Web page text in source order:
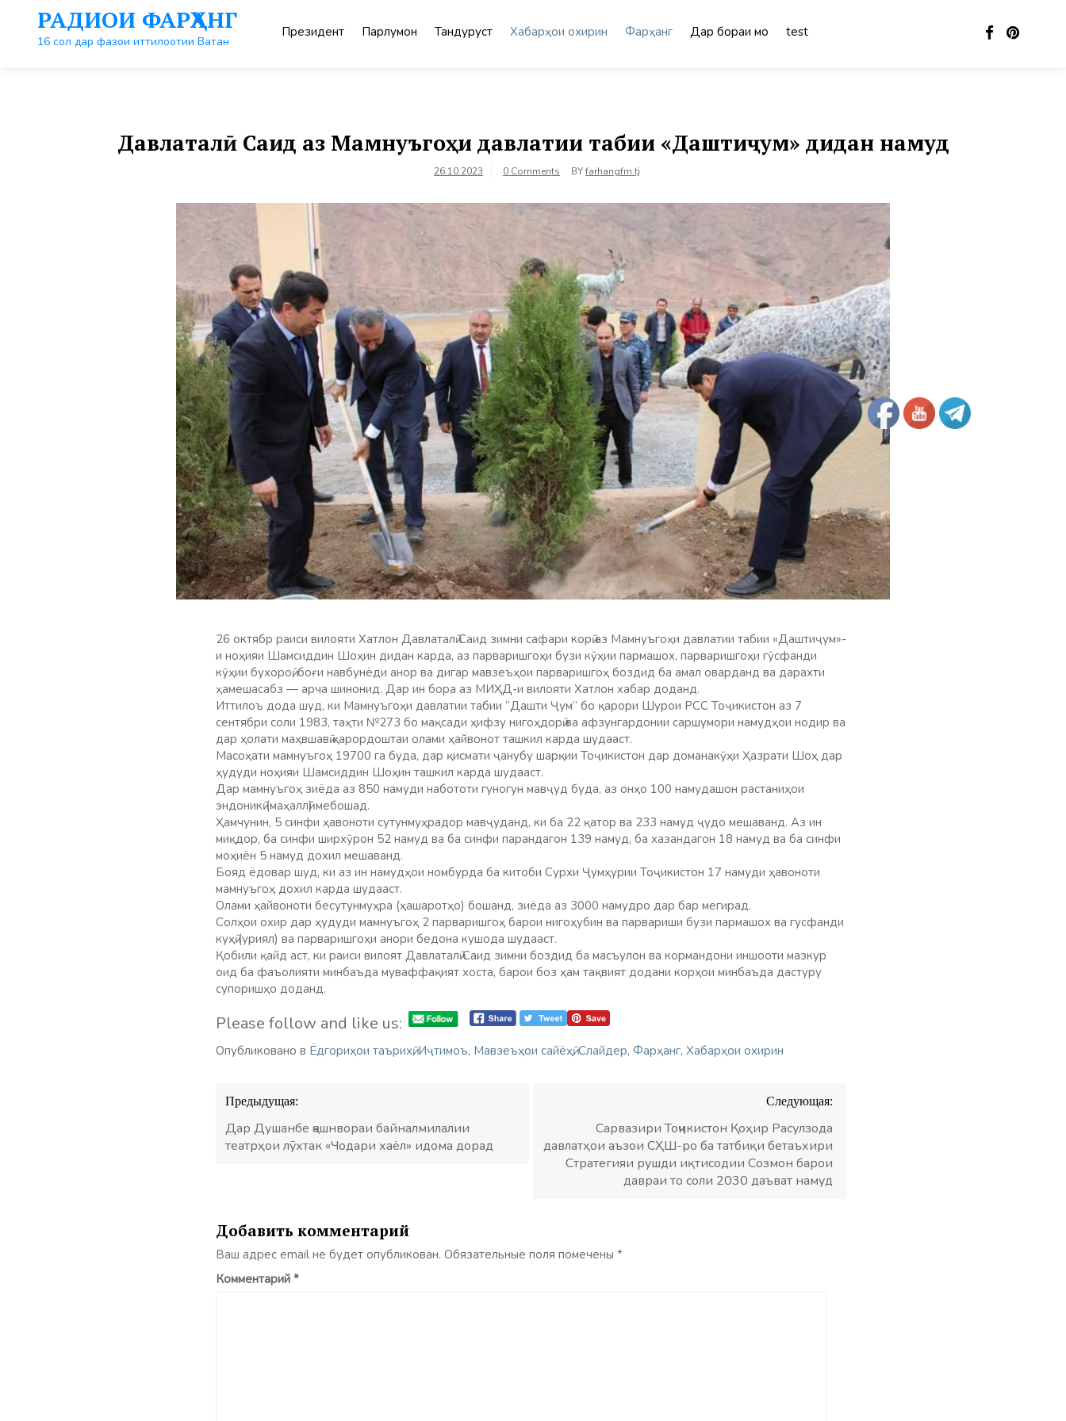
контенту
РАДИОИ ФАРҲАНГ
16 сол дар фазои иттилоотии Ватан
Президент Парлумон Тандурустӣ Хабарҳои охирин Фарҳанг Дар бораи мо test
Давлаталӣ Саид аз Мамнуъгоҳи давлатии табии «Даштиҷум» дидан намуд
26.10.2023 0 Comments BYfarhangfm.tj
26 октябр раиси вилояти Хатлон Давлаталӣ Саид зимни сафари корӣ аз Мамнуъгоҳи давлатии табии «Даштиҷум»-
и ноҳияи Шамсиддин Шоҳин дидан карда, аз парваришгоҳи бузи кӯҳии пармашох, парваришгоҳи гӯсфанди
кӯҳии бухороӣ, боғи навбунёди анор ва дигар мавзеъҳои парваришгоҳ боздид ба амал оварданд ва дарахти
ҳамешасабз — арча шинонид. Дар ин бора аз МИҲД-и вилояти Хатлон хабар доданд.
Иттилоъ дода шуд, ки Мамнуъгоҳи давлатии табии “Дашти Ҷум” бо қарори Шурои РСС Тоҷикистон аз 7
сентябри соли 1983, таҳти №273 бо мақсади ҳифзу нигоҳдорӣ ва афзунгардонии саршумори намудҳои нодир ва
дар ҳолати маҳвшавӣ қарордоштаи олами ҳайвонот ташкил карда шудааст.
Масоҳати мамнуъгоҳ 19700 га буда, дар қисмати ҷанубу шарқии Тоҷикистон дар доманакӯҳи Ҳазрати Шоҳ дар
ҳудуди ноҳияи Шамсиддин Шоҳин ташкил карда шудааст.
Дар мамнуъгоҳ зиёда аз 850 намуди набототи гуногун мавҷуд буда, аз онҳо 100 намудашон растаниҳои
эндоникӣ (маҳаллӣ) мебошад.
Ҳамчунин, 5 синфи ҳавоноти сутунмуҳрадор мавҷуданд, ки ба 22 қатор ва 233 намуд ҷудо мешаванд. Аз ин
миқдор, ба синфи ширхӯрон 52 намуд ва ба синфи парандагон 139 намуд, ба хазандагон 18 намуд ва ба синфи
моҳиён 5 намуд дохил мешаванд.
Бояд ёдовар шуд, ки аз ин намудҳои номбурда ба китоби Сурхи Ҷумҳурии Тоҷикистон 17 намуди ҳавоноти
мамнуъгоҳ дохил карда шудааст.
Олами ҳайвоноти бесутунмуҳра (ҳашаротҳо) бошанд, зиёда аз 3000 намудро дар бар мегирад.
Солҳои охир дар ҳудуди мамнуъгоҳ 2 парваришгоҳ барои нигоҳубин ва парвариши бузи пармашох ва гусфанди
куҳӣ (уриял) ва парваришгоҳи анори бедона кушода шудааст.
Қобили қайд аст, ки раиси вилоят Давлаталӣ Саид зимни боздид ба масъулон ва кормандони иншооти мазкур
оид ба фаъолияти минбаъда муваффақият хоста, барои боз ҳам тақвият додани корҳои минбаъда дастуру
супоришҳо доданд.
Please follow and like us:
Опубликовано в Ёдгориҳои таърихӣ,Иҷтимоъ, Мавзеъҳои сайёҳӣ,Слайдер, Фарҳанг, Хабарҳои охирин
Навигация
по
записям
Предыдущая:
Дар Душанбе ҷашнвораи байналмилалии
театрҳои лӯхтак «Чодари хаёл» идома дорад
Следующая:
Сарвазири Тоҷикистон Қоҳир Расулзода
давлатҳои аъзои СҲШ-ро ба татбиқи бетаъхири
Стратегияи рушди иқтисодии Созмон барои
давраи то соли 2030 даъват намуд
Добавить комментарий
Ваш адрес email не будет опубликован. Обязательные поля помечены *
Комментарий *